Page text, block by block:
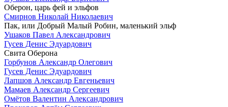
Оберон, царь фей и эльфов
Смирнов Николай Николаевич
Пак, или Добрый Малый Робин, маленький эльф
Ушаков Павел Александрович
Гусев Денис Эдуардович
Свита Оберона
Горбунов Александр Олегович
Гусев Денис Эдуардович
Лапшов Александр Евгеньевич
Мамаев Александр Сергеевич
Омётов Валентин Александрович